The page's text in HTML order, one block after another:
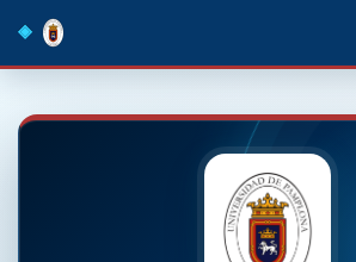
navigation